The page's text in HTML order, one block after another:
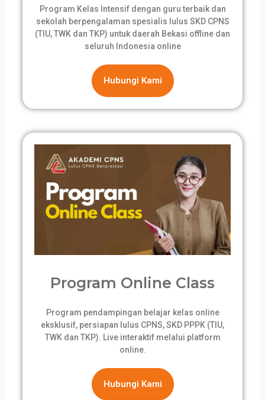
Program Kelas Intensif dengan guru terbaik dan
sekolah berpengalaman spesialis lulus SKD CPNS
(TIU, TWK dan TKP) untuk daerah Bekasi offline dan
seluruh Indonesia online
Hubungi Kami
Program Online Class
Program pendampingan belajar kelas online
eksklusif, persiapan lulus CPNS, SKD PPPK (TIU,
TWK dan TKP). Live interaktif melalui platform
online.
Hubungi Kami